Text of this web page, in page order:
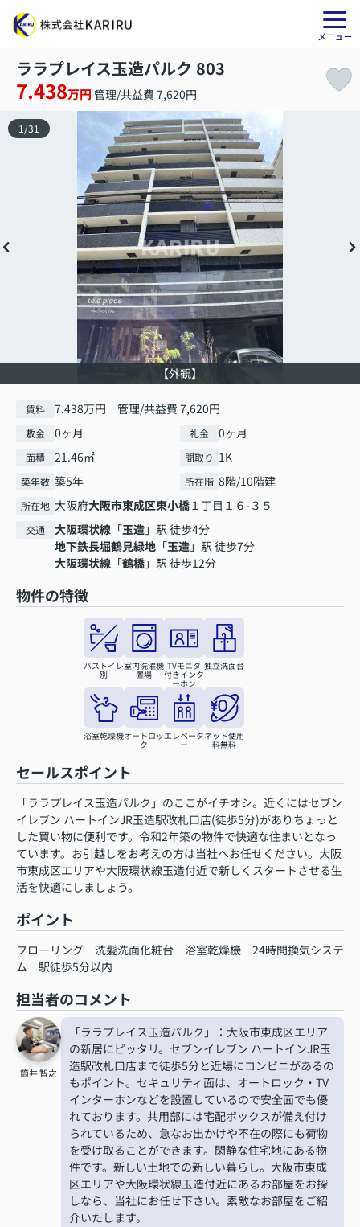
ララプレイス玉造パルク 803
7.438万円 管理/共益費 7,620円
【外観】
1 /31
賃料 7.438万円 管理/共益費 7,620円
敷金 0ヶ月 礼金 0ヶ月
面積 21.46㎡ 間取り 1K
築年数 築5年 所在階 8階/10階建
所在地 大阪府大阪市東成区東小橋１丁目１６-３５
交通 大阪環状線 「玉造」駅 徒歩4分
地下鉄長堀鶴見緑地 「玉造」駅 徒歩7分
大阪環状線 「鶴橋」駅 徒歩12分
物件の特徴
バストイレ
別
室内洗濯機
置場
TVモニタ
付きインタ
ーホン
独立洗面台
浴室乾燥機オートロッ
ク
エレベータ
ー
ネット使用
料無料
セールスポイント
「ララプレイス玉造パルク」のここがイチオシ。近くにはセブン
イレブン ハートインJR玉造駅改札口店(徒歩5分)がありちょっと
した買い物に便利です。令和2年築の物件で快適な住まいとなっ
ています。お引越しをお考えの方は当社へお任せください。大阪
市東成区エリアや大阪環状線玉造付近で新しくスタートさせる生
活を快適にしましょう。
ポイント
フローリング 洗髪洗面化粧台 浴室乾燥機
24時間換気システ
ム
駅徒歩5分以内
担当者のコメント
筒井 智之
「ララプレイス玉造パルク」：大阪市東成区エリア
の新居にピッタリ。セブンイレブン ハートインJR玉
造駅改札口店まで徒歩5分と近場にコンビニがあるの
もポイント。セキュリティ面は、オートロック・TV
インターホンなどを設置しているので安全面でも優
れております。共用部には宅配ボックスが備え付け
られているため、急なお出かけや不在の際にも荷物
を受け取ることができます。閑静な住宅地にある物
件です。新しい土地での新しい暮らし。大阪市東成
区エリアや大阪環状線玉造付近にあるお部屋をお探
しなら、当社にお任せ下さい。素敵なお部屋をご紹
介いたします。